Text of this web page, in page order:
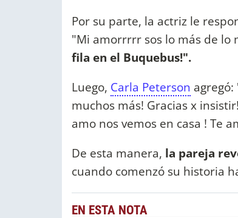
Por su parte, la actriz le
"Mi amorrrrr sos lo más de lo
fila en el Buquebus!".
Luego, Carla Peterson
muchos más! Gracias x
amo nos vemos en casa ! Te
De esta manera, la pareja
cuando comenzó su historia
EN ESTA NOTA